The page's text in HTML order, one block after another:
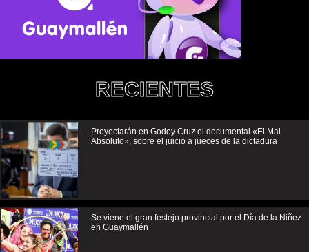
RECIENTES
Proyectarán en Godoy Cruz el documental «El Mal
Absoluto», sobre el juicio a jueces de la dictadura
Se viene el gran festejo provincial por el Día de la Niñez
en Guaymallén